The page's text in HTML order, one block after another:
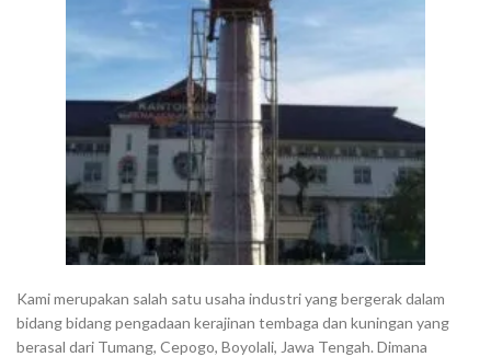
Kami merupakan salah satu usaha industri yang bergerak dalam
bidang bidang pengadaan kerajinan tembaga dan kuningan yang
berasal dari Tumang, Cepogo, Boyolali, Jawa Tengah. Dimana